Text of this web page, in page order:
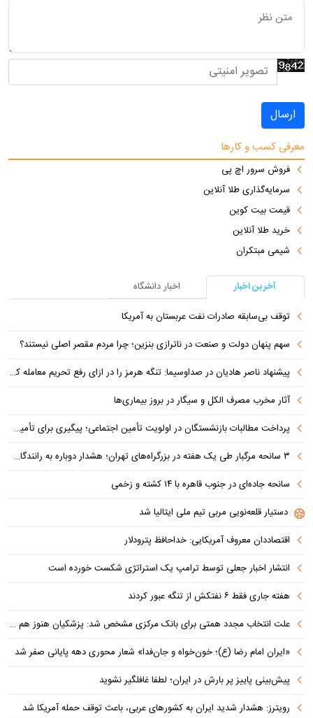
ارسال
معرفی کسب و کارها
فروش سرور اچ پی
سرمایه‌گذاری طلا آنلاین
قیمت بیت کوین
خرید طلا آنلاین
شیمی مبتکران
آخرین اخبار
اخبار دانشگاه
توقف بی‌سابقه صادرات نفت عربستان به آمریکا
سهم پنهان دولت و صنعت در ناترازی بنزین؛ چرا مردم مقصر اصلی نیستند؟
پیشنهاد ناصر هادیان در صداوسیما: تنگه هرمز را در ازای رفع تحریم معامله کنیم
آثار مخرب مصرف الکل و سیگار در بروز بیماری‌ها
پرداخت مطالبات بازنشستگان در اولویت تأمین اجتماعی؛ پیگیری برای تأمین منابع ادامه دارد
۳ سانحه مرگبار طی یک هفته در بزرگراه‌های تهران؛ هشدار دوباره به رانندگان و عابران
سانحه جاده‌ای در جنوب قاهره با ۱۴ کشته و زخمی
دستیار قلعه‌نویی مربی تیم ملی ایتالیا شد
اقتصاددان معروف آمریکایی: خداحافظ پترودلار
انتشار اخبار جعلی توسط ترامپ یک استراتژی شکست خورده است
هفته جاری فقط ۶ نفتکش از تنگه عبور کردند
علت انتخاب مجدد همتی برای بانک مرکزی مشخص شد: پزشکیان هنوز هم متوجه نشده است چرا همتی استیضاح شد!
«ایران امام رضا (ع)؛ خون‌خواه و جان‌فدا» شعار محوری دهه پایانی صفر شد
پیش‌بینی پاییز پر بارش در ایران؛ لطفا غافلگیر نشوید
رویترز: هشدار شدید ایران به کشورهای عربی، باعث توقف حمله آمریکا شد